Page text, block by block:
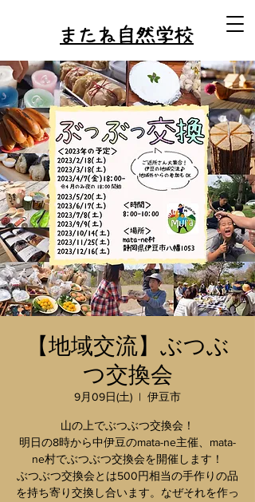
またね自然学校
【地域交流】ぶつぶ
つ交換会
9月09日(土)
  |
伊豆市
山の上でぶつぶつ交換会！
明日の8時から中伊豆のmata-ne主催、mata-
ne村でぶつぶつ交換会を開催します！
ぶつぶつ交換会とは500円相当の手作りの品
を持ち寄り交換し合います。なぜそれを作っ